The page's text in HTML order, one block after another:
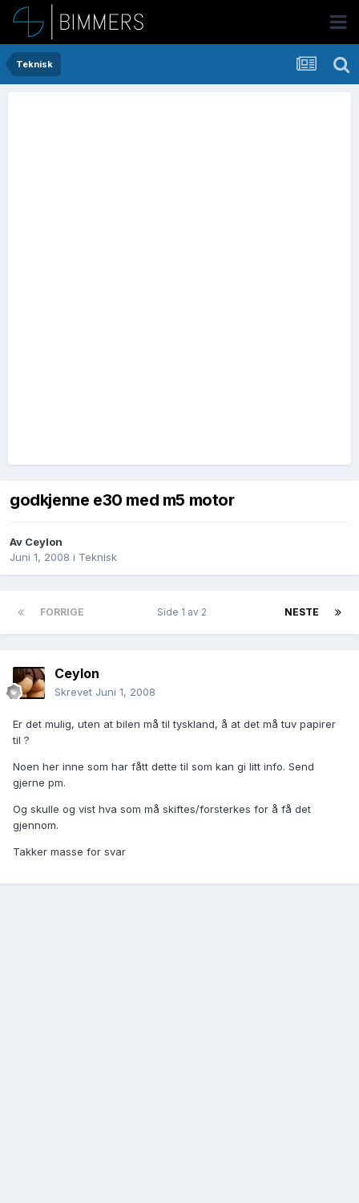
Teknisk
godkjenne e30 med m5 motor
Av Ceylon
Juni 1, 2008 i Teknisk
FORRIGE NESTE
Side 1 av 2
Ceylon
Skrevet Juni 1, 2008
Er det mulig, uten at bilen må til tyskland, å at det må tuv papirer
til ?
Noen her inne som har fått dette til som kan gi litt info. Send
gjerne pm.
Og skulle og vist hva som må skiftes/forsterkes for å få det
gjennom.
Takker masse for svar